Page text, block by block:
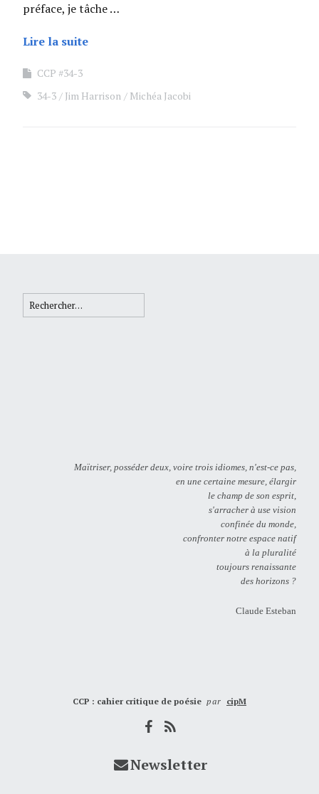
préface, je tâche …
Lire la suite
CCP #34-3
34-3
Jim Harrison Michéa Jacobi
Rechercher :
Maïtriser, posséder deux, voire trois idiomes, n'est-ce pas,
en une certaine mesure, élargir
le champ de son esprit,
s'arracher à use vision
confinée du monde,
confronter notre espace natif
à la pluralité
toujours renaissante
des horizons ?
Claude Esteban
CCP : cahier critique de poésie par cipM
Newsletter